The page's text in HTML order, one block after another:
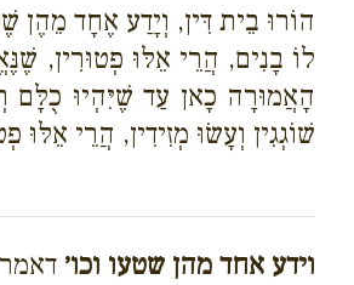
הוֹרוּ בֵית דִּין, וְיָדַע אֶחָד
לוֹ בָנִים, הֲרֵי אֵלּוּ פְטוּרִין,
הָאֲמוּרָה כָאן עַד שֶׁיִּהְיוּ כֻלָּם
שׁוֹגְגִין וְעָשׂוּ מְזִידִין, הֲרֵי אֵלּוּ
וידע אחד מהן שטעו וכו׳